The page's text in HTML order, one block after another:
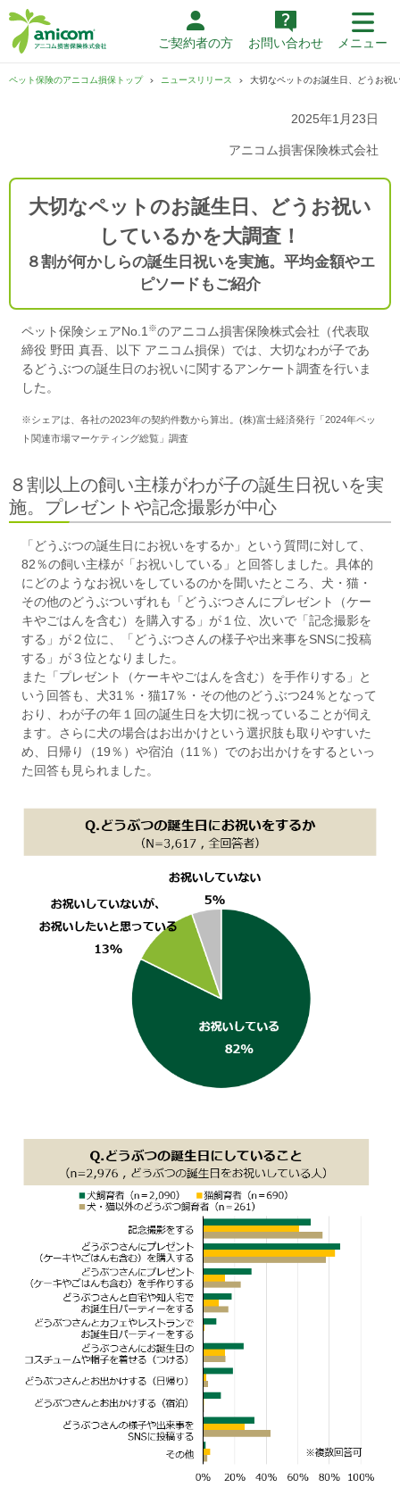
ご契約者の方 お問い合わせ メニュー
ペット保険のアニコム損保トップ ニュースリリース 大切なペットのお誕生日、どうお祝
2025年1月23日
アニコム損害保険株式会社
大切なペットのお誕生日、どうお祝い
しているかを大調査！
８割が何かしらの誕生日祝いを実施。平均金額やエ
ピソードもご紹介
ペット保険シェアNo.1 ※のアニコム損害保険株式会社（代表取
締役 野田 真吾、以下 アニコム損保）では、大切なわが子であ
るどうぶつの誕生日のお祝いに関するアンケート調査を行いま
した。
※シェアは、各社の2023年の契約件数から算出。(株)富士経済発行「2024年ペッ
ト関連市場マーケティング総覧」調査
８割以上の飼い主様がわが子の誕生日祝いを実
施。プレゼントや記念撮影が中心
「どうぶつの誕生日にお祝いをするか」という質問に対して、
82％の飼い主様が「お祝いしている」と回答しました。具体的
にどのようなお祝いをしているのかを聞いたところ、犬・猫・
その他のどうぶついずれも「どうぶつさんにプレゼント（ケー
キやごはんを含む）を購入する」が１位、次いで「記念撮影を
する」が２位に、「どうぶつさんの様子や出来事をSNSに投稿
する」が３位となりました。
また「プレゼント（ケーキやごはんを含む）を手作りする」と
いう回答も、犬31％・猫17％・その他のどうぶつ24％となって
おり、わが子の年１回の誕生日を大切に祝っていることが伺え
ます。さらに犬の場合はお出かけという選択肢も取りやすいた
め、日帰り（19％）や宿泊（11％）でのお出かけをするといっ
た回答も見られました。